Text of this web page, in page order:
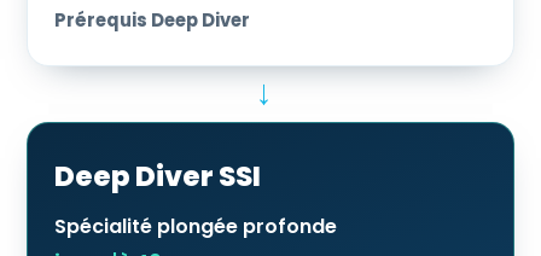
Prérequis Deep Diver
→
Deep Diver SSI
Spécialité plongée profonde